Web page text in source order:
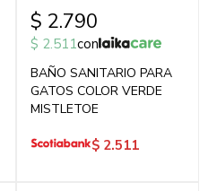
$ 2.790
$ 2.511con
BAÑO SANITARIO PARA
GATOS COLOR VERDE
MISTLETOE
$ 2.511